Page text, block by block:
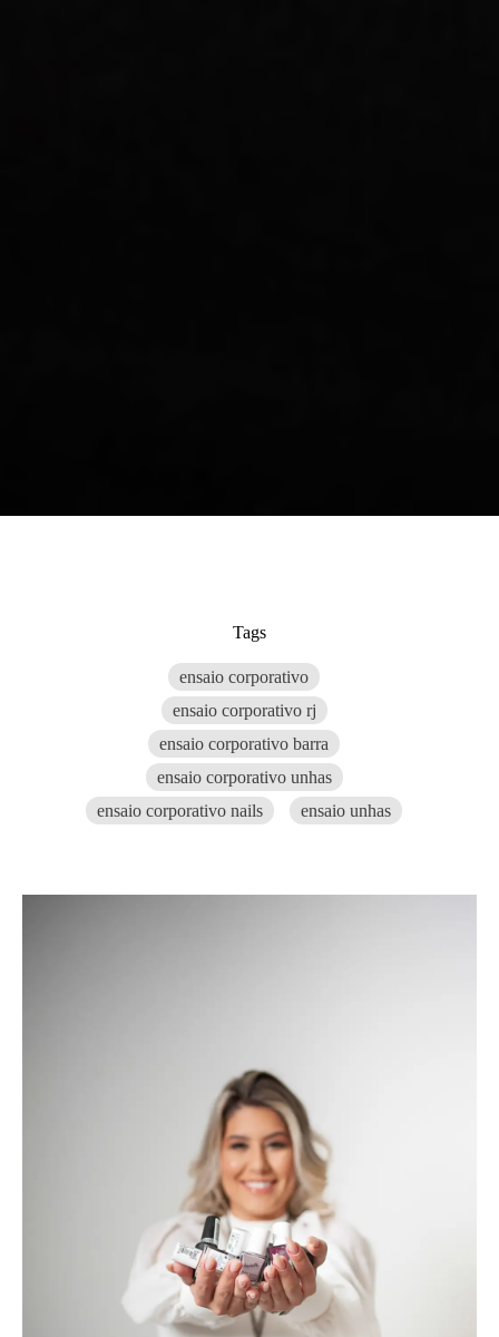
Tags
ensaio corporativo
ensaio corporativo rj
ensaio corporativo barra
ensaio corporativo unhas
ensaio corporativo nails
ensaio unhas